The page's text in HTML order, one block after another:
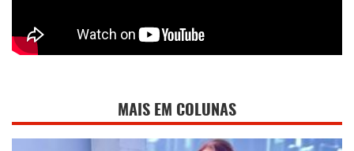
MAIS EM COLUNAS